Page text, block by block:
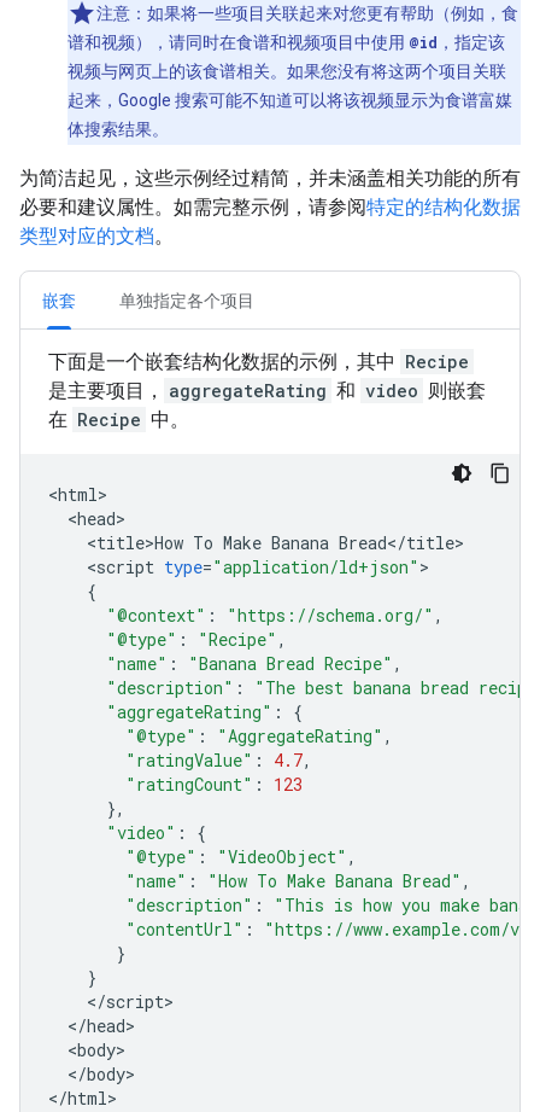
注意：如果将一些项目关联起来对您更有帮助（例如，食
谱和视频），请同时在食谱和视频项目中使用 @id ，指定该
视频与网页上的该食谱相关。如果您没有将这两个项目关联
起来，Google 搜索可能不知道可以将该视频显示为食谱富媒
体搜索结果。
为简洁起见，这些示例经过精简，并未涵盖相关功能的所有
必要和建议属性。如需完整示例，请参阅特定的结构化数据
类型对应的文档。
嵌套 单独指定各个项目
下面是一个嵌套结构化数据的示例，其中 Recipe
是主要项目，
aggregateRating 和 video 则嵌套
在 Recipe 中。
<html
<head
<title>How To Make Banana Bread</title
<script type="application/ld+json"
{
"@context" : "https://schema.org/" ,
"@type" : "Recipe" ,
"name" : "Banana Bread Recipe" ,
"description" :
"The best banana bread
"aggregateRating" :
{
"@type" : "AggregateRating" ,
"ratingValue" : 4.7,
"ratingCount" :
123
},
"video" :
{
"@type" : "VideoObject" ,
"name" : "How To Make Banana Bread" ,
"description" :
"This is how you make
"contentUrl" :
"https://www.example.com/
}
}
</script
</head
<body
</body>
</html>